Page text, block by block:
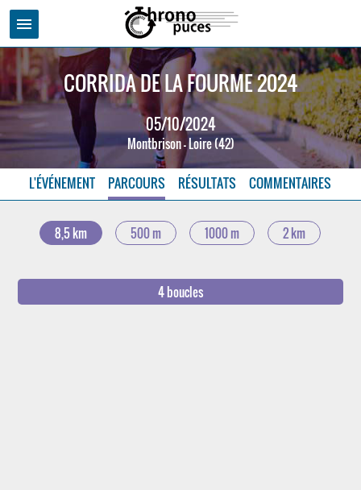
menu
CORRIDA DE LA FOURME 2024
05/10/2024
Montbrison - Loire (42)
L'ÉVÉNEMENT PARCOURS RÉSULTATS COMMENTAIRES
8,5 km 500 m 1000 m 2 km
4 boucles